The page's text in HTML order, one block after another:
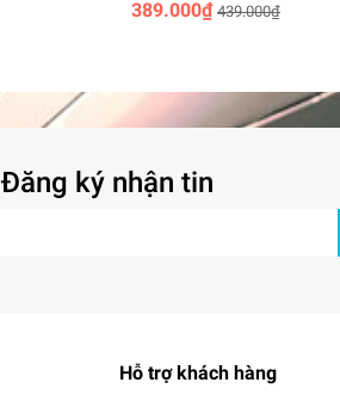
389.000₫ 439.000₫
Đăng ký nhận tin
Hỗ trợ khách hàng